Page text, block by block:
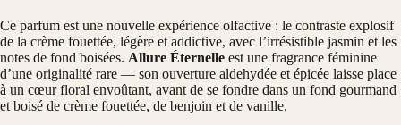
Ce parfum est une nouvelle expérience olfactive : le contraste explosif
de la crème fouettée, légère et addictive, avec l’irrésistible jasmin et les
notes de fond boisées. Allure Éternelle est une fragrance féminine
d’une originalité rare — son ouverture aldehydée et épicée laisse place
à un cœur floral envoûtant, avant de se fondre dans un fond gourmand
et boisé de crème fouettée, de benjoin et de vanille.